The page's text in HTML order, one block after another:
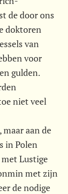
de door ons
doktoren
van
voor
gulden.
niet veel
aan de
in Polen
Lustige
met zijn
de nodige